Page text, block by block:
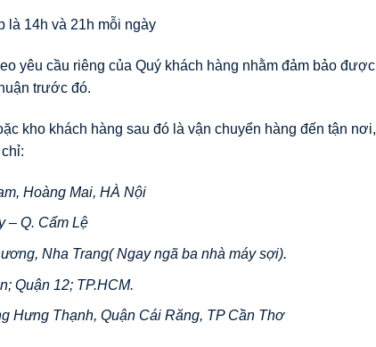
là 14h và 21h mỗi ngày
yêu cầu riêng của Quý khách hàng nhằm đảm bảo được
trước đó.
kho khách hàng sau đó là vận chuyển hàng đến tận nơi,
Hoàng Mai, HÀ Nội
– Q. Cẩm Lệ
Nha Trang( Ngay ngã ba nhà máy sợi).
Quận 12; TP.HCM.
Hưng Thạnh, Quận Cái Răng, TP Cần Thơ